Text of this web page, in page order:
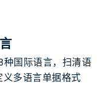
国际语言，扫清语
多语言单据格式